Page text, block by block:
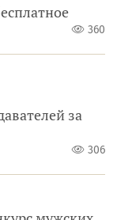
360
за
306